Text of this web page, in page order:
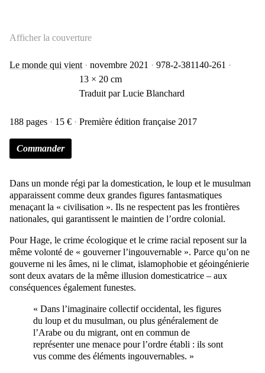
Afficher la couverture
Le monde qui vient novembre 2021 978-2-381140-261
188 pages 15 €
13 × 20 cm
Traduit par Lucie Blanchard
Première édition française 2017
Commander
Dans un monde régi par la domestication, le loup et le musulman
apparaissent comme deux grandes figures fantasmatiques
menaçant la « civilisation ». Ils ne respectent pas les frontières
nationales, qui garantissent le maintien de l’ordre colonial.
Pour Hage, le crime écologique et le crime racial reposent sur la
même volonté de « gouverner l’ingouvernable ». Parce qu’on ne
gouverne ni les âmes, ni le climat, islamophobie et géoingénierie
sont deux avatars de la même illusion domesticatrice – aux
conséquences également funestes.
« Dans l’imaginaire collectif occidental, les figures
du loup et du musulman, ou plus généralement de
l’Arabe ou du migrant, ont en commun de
représenter une menace pour l’ordre établi : ils sont
vus comme des éléments ingouvernables. »